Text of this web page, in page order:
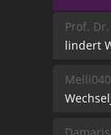
Prof.
lindert
Melli040